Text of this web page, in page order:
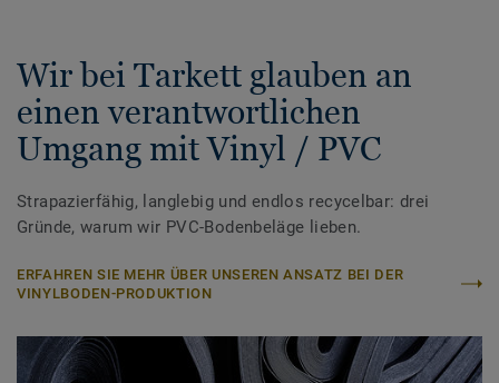
Wir bei Tarkett glauben an
einen verantwortlichen
Umgang mit Vinyl / PVC
Strapazierfähig, langlebig und endlos recycelbar: drei
Gründe, warum wir PVC-Bodenbeläge lieben.
ERFAHREN SIE MEHR ÜBER UNSEREN ANSATZ BEI DER
VINYLBODEN-PRODUKTION